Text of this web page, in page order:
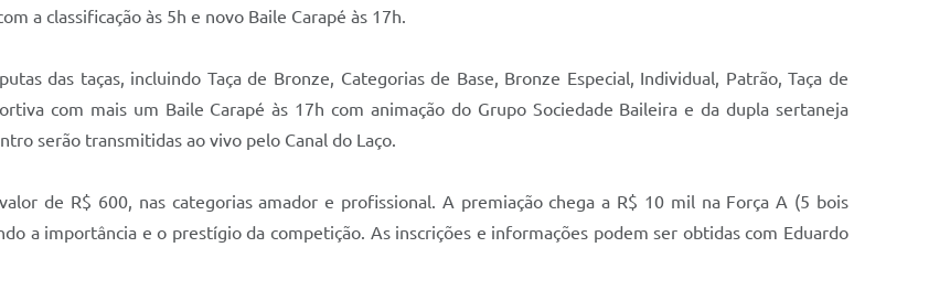
a classificação às 5h e novo Baile Carapé às 17h.
das taças, incluindo Taça de Bronze, Categorias de Base, Bronze Especial, Individual, Patrão, Taça de
com mais um Baile Carapé às 17h com animação do Grupo Sociedade Baileira e da dupla sertaneja
serão transmitidas ao vivo pelo Canal do Laço.
de R$ 600, nas categorias amador e profissional. A premiação chega a R$ 10 mil na Força A (5 bois
a importância e o prestígio da competição. As inscrições e informações podem ser obtidas com Eduardo